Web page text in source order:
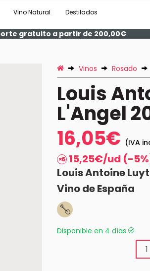
Vino Natural Destilados
gratuito a partir de 200,00€
Vinos Rosado
Louis
L'Angel
16,05€ (IVA
15,25€/ud (-
Louis Antoine Luyt
Vino de España
Disponible en 4 días